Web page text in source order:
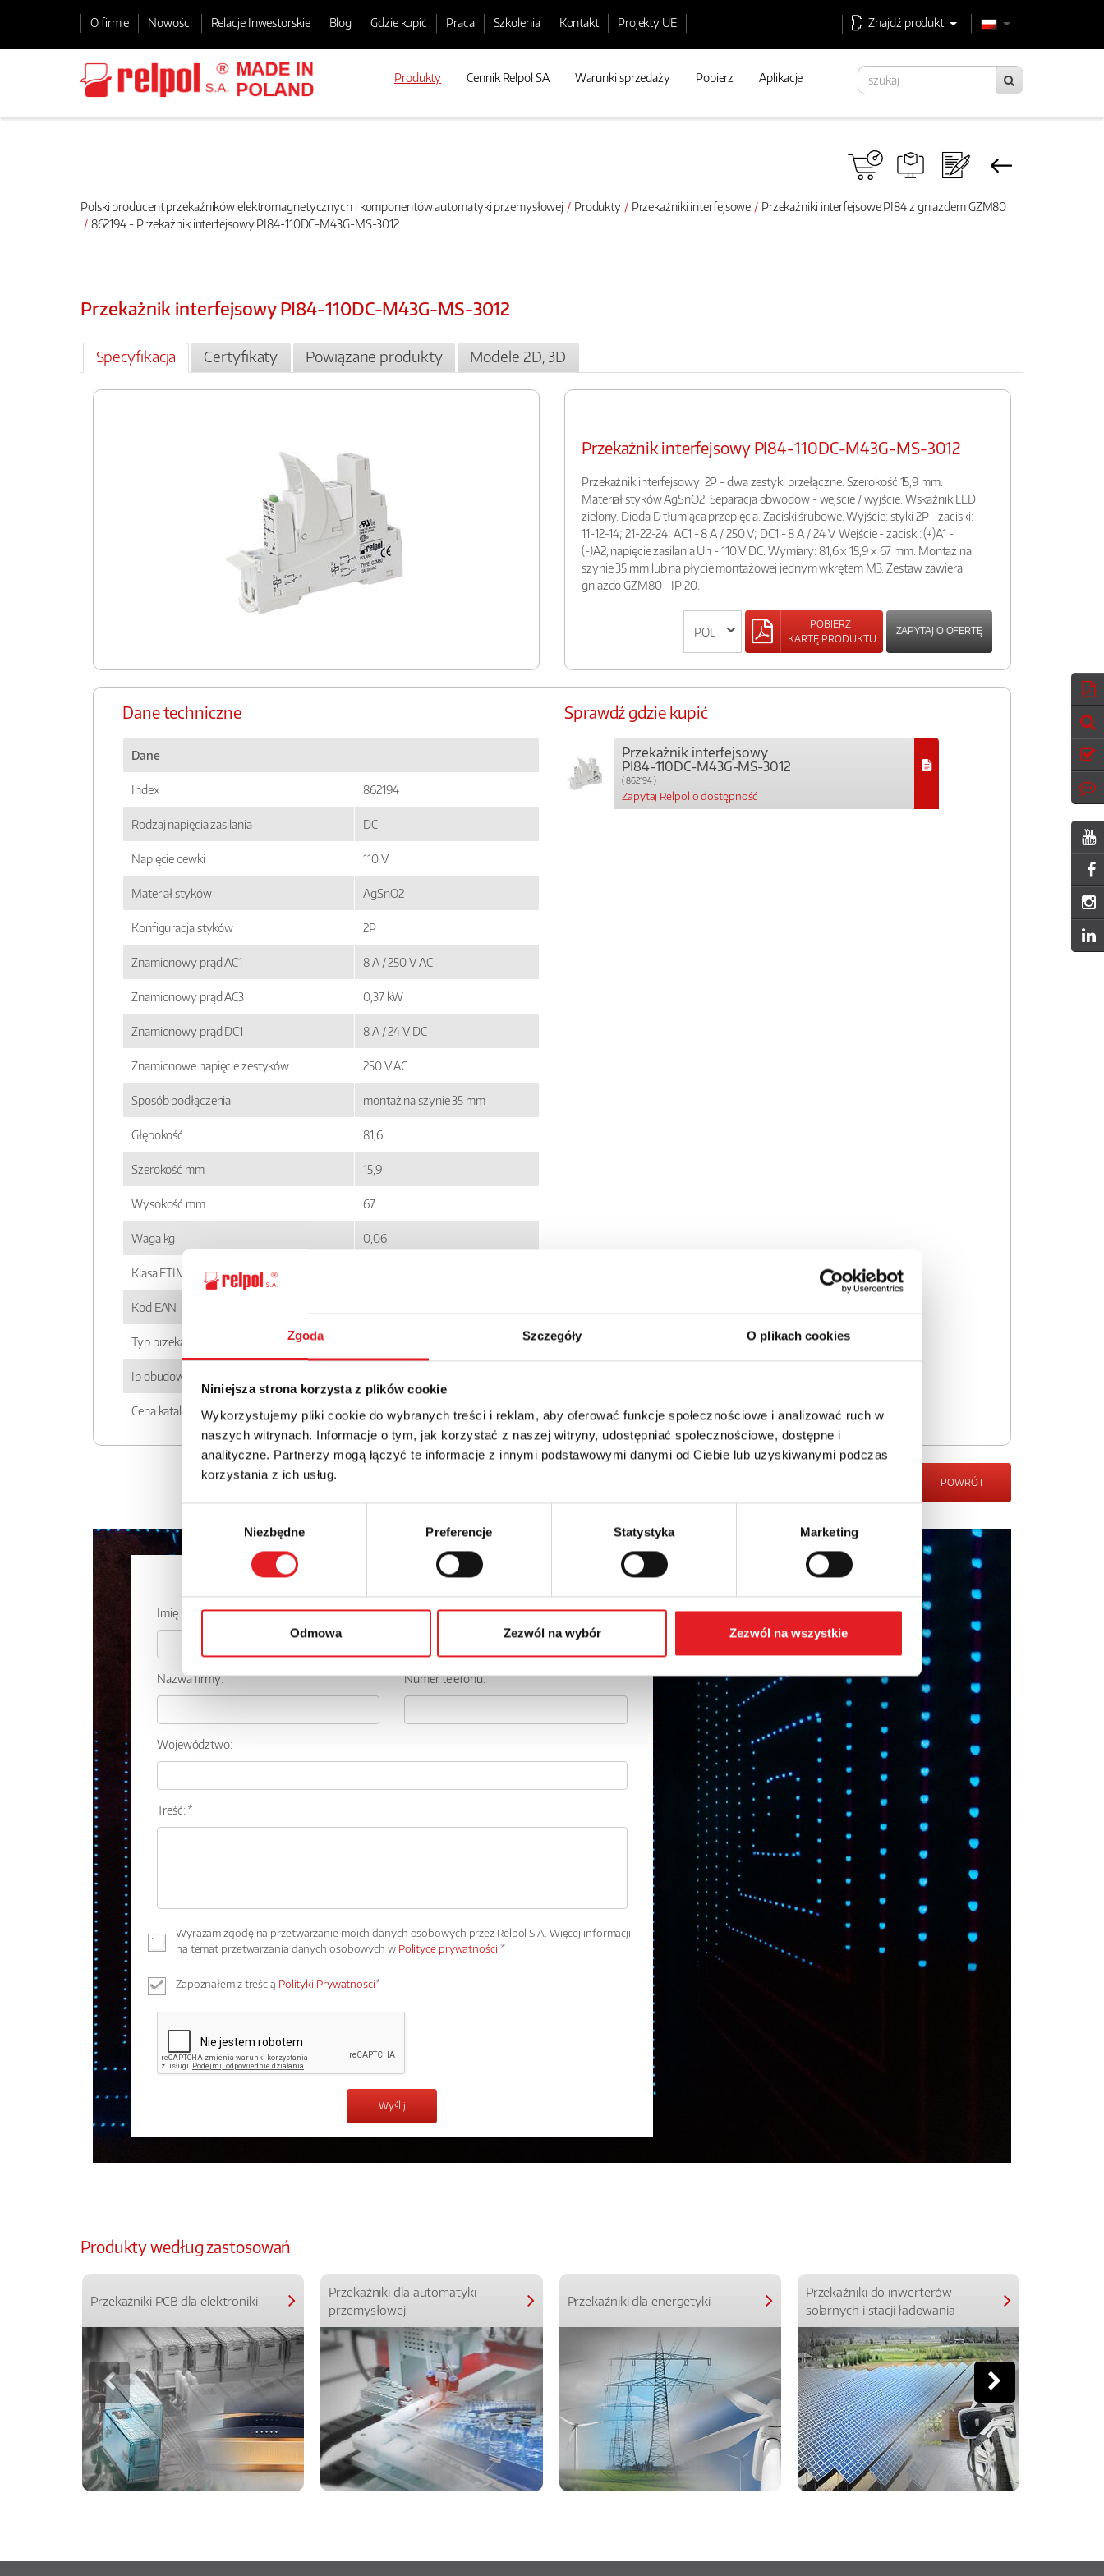
Zgoda Szczegóły O plikach cookies
Niniejsza strona korzysta z plików cookie
Wykorzystujemy pliki cookie do wybranych treści i reklam, aby oferować funkcje społecznościowe i analizować ruch w
naszych witrynach. Informacje o tym, jak korzystać z naszej witryny, udostępniać społecznościowe, dostępne i
analityczne. Partnerzy mogą łączyć te informacje z innymi podstawowymi danymi od Ciebie lub uzyskiwanymi podczas
korzystania z ich usług.
zgody
Niezbędne Preferencje Statystyka Marketing
Odmowa Zezwól na wybór Zezwól na wszystkie
O firmie Nowości Relacje Inwestorskie Blog Gdzie kupić Praca Szkolenia Kontakt Projekty UE Znajdź produkt
Produkty Cennik Relpol SA Warunki sprzedaży Pobierz Aplikacje
Polski producent przekaźników elektromagnetycznych i komponentów automatyki przemysłowej Produkty Przekaźniki interfejsowe
Przekaźniki interfejsowe PI84 z gniazdem GZM80
862194 - Przekażnik interfejsowy PI84-110DC-M43G-MS-3012
Przekażnik interfejsowy PI84-110DC-M43G-MS-3012
Specyfikacja Certyfikaty Powiązane produkty Modele 2D, 3D
Przekażnik interfejsowy PI84-110DC-M43G-MS-3012
Przekaźnik interfejsowy: 2P - dwa zestyki przełączne. Szerokość 15,9 mm.
Materiał styków AgSnO2. Separacja obwodów - wejście / wyjście. Wskaźnik LED
zielony. Dioda D tłumiąca przepięcia. Zaciski śrubowe. Wyjście: styki 2P - zaciski:
11-12-14; 21-22-24; AC1 - 8 A / 250 V; DC1 - 8 A / 24 V. Wejście - zaciski: (+)A1 -
(-)A2, napięcie zasilania Un - 110 V DC. Wymiary: 81,6 x 15,9 x 67 mm. Montaż na
szynie 35 mm lub na płycie montażowej jednym wkrętem M3. Zestaw zawiera
gniazdo GZM80 - IP 20.
POBIERZ
KARTĘ PRODUKTU
ZAPYTAJ O OFERTĘ
Dane techniczne
Dane
Index 862194
Rodzaj napięcia zasilania DC
Napięcie cewki 110 V
Materiał styków AgSnO2
Konfiguracja styków 2P
Znamionowy prąd AC1 8 A / 250 V AC
Znamionowy prąd AC3 0,37 kW
Znamionowy prąd DC1 8 A / 24 V DC
Znamionowe napięcie zestyków 250 V AC
Sposób podłączenia montaż na szynie 35 mm
Głębokość 81,6
Szerokość mm 15,9
Wysokość mm 67
Waga kg 0,06
Klasa ETIM
Kod EAN
Typ przekaźnika
Ip obudowy
Cena katalogowa 88.06zł + 23% VAT
Sprawdź gdzie kupić
Przekażnik interfejsowy
PI84-110DC-M43G-MS-3012
( 862194 )
Zapytaj Relpol o dostępność
POWRÓT
Zapytaj o szczegóły oferty
Imię i nazwisko: * Adres e-mail: *
Nazwa firmy: Numer telefonu:
Województwo:
Treść: *
Wyrażam zgodę na przetwarzanie moich danych osobowych przez Relpol S.A. Więcej informacji
na temat przetwarzania danych osobowych w Polityce prywatności.*
Zapoznałem z treścią Polityki Prywatności*
Produkty według zastosowań
Przekaźniki PCB dla elektroniki
Przekaźniki dla automatyki
przemysłowej
Przekaźniki dla energetyki
Przekaźniki do inwerterów
solarnych i stacji ładowania